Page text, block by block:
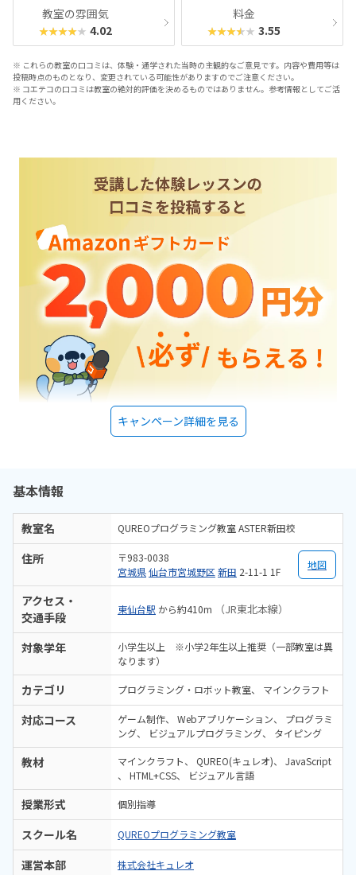
教室の雰囲気
★★★★★ 4.02
料金
★★★★★ 3.55
※ これらの教室の口コミは、体験・通学された当時の主観的なご意見です。内容や費用等は
投稿時点のものとなり、変更されている可能性がありますのでご注意ください。
※ コエテコの口コミは教室の絶対的評価を決めるものではありません。参考情報としてご活
用ください。
キャンペーン詳細を見る
基本情報
教室名 QUREOプログラミング教室 ASTER新田校
住所
〒983-0038
宮城県仙台市宮城野区 新田 2-11-1 1F
地図
アクセス・
交通手段
東仙台駅 から約410m （JR東北本線）
対象学年
小学生以上 ※小学2年生以上推奨（一部教室は異
なります）
カテゴリ プログラミング・ロボット教室 マインクラフト
対応コース ゲーム制作 Webアプリケーション
プログラミ
ング
ビジュアルプログラミング タイピング
教材 マインクラフト QUREO(キュレオ)
JavaScript
HTML+CSS
ビジュアル言語
授業形式 個別指導
スクール名 QUREOプログラミング教室
運営本部 株式会社キュレオ